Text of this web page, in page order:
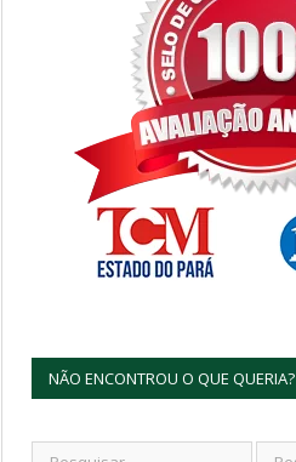
NÃO ENCONTROU O QUE QUERIA?